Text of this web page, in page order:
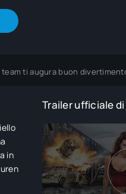
ti augura buon
in
Trailer ufficiale